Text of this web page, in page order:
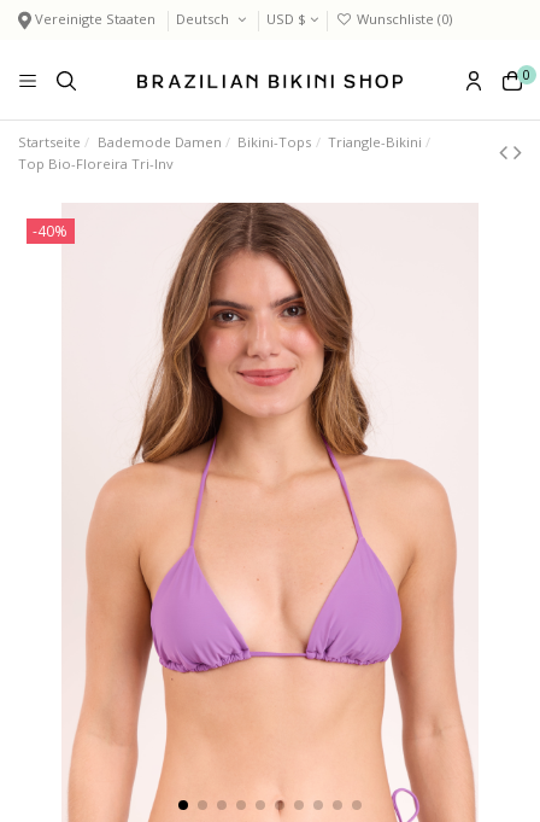
Vereinigte Staaten Deutsch USD $ Wunschliste (0)
0
Startseite Bademode Damen Bikini-Tops
Triangle-Bikini
Top Bio-Floreira Tri-Inv
-40%